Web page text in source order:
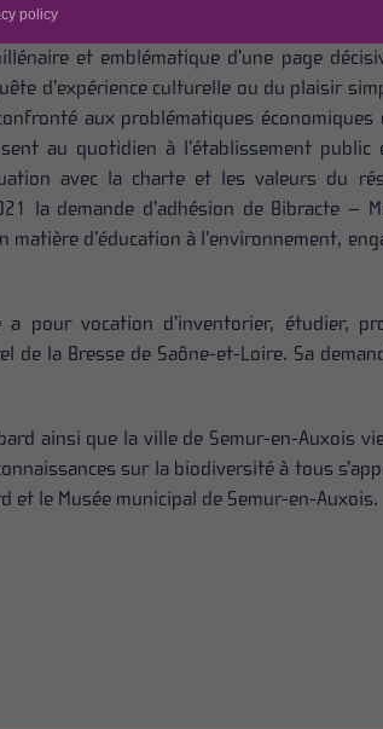
et les paysages qui en font la
et emblématique d’une page
d’expérience culturelle ou du plaisir
aux problématiques
au quotidien à l’établissement
avec la charte et les valeurs du
la demande d’adhésion de Bibracte –
d’éducation à l’environnement,
a pour vocation d’inventorier, étudier,
la Bresse de Saône-et-Loire. Sa
ainsi que la ville de Semur-en-Auxois
sur la biodiversité à tous
et le Musée municipal de Semur-en-Auxois.
policy